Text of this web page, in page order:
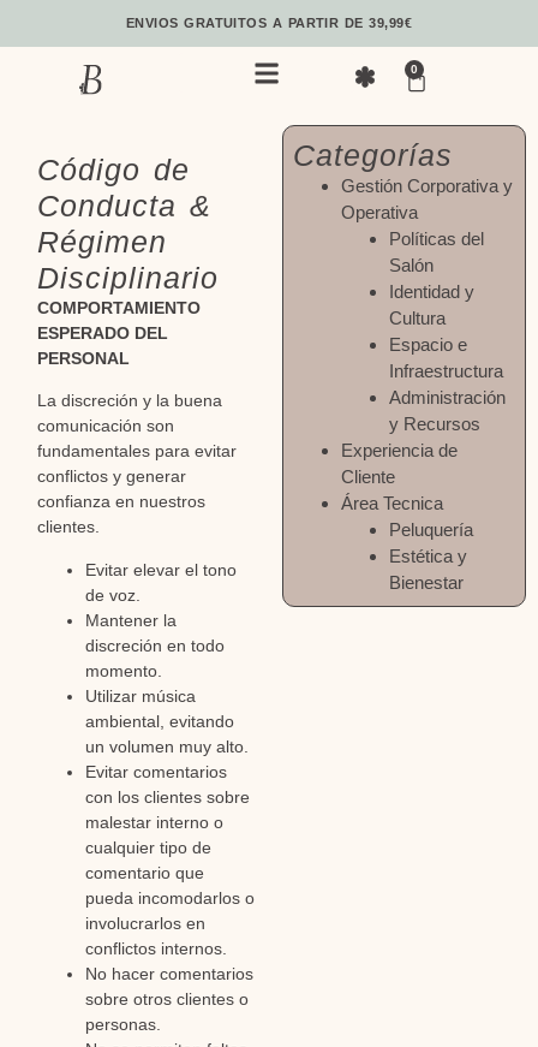
ENVIOS GRATUITOS A PARTIR DE 39,99€
0
Código de
Conducta &
Régimen
Disciplinario
COMPORTAMIENTO
ESPERADO DEL
PERSONAL
La discreción y la buena
comunicación son
fundamentales para evitar
conflictos y generar
confianza en nuestros
clientes.
Evitar elevar el tono
de voz.
Mantener la
discreción en todo
momento.
Utilizar música
ambiental, evitando
un volumen muy alto.
Evitar comentarios
con los clientes sobre
malestar interno o
cualquier tipo de
comentario que
pueda incomodarlos o
involucrarlos en
conflictos internos.
No hacer comentarios
sobre otros clientes o
personas.
Categorías
Gestión Corporativa y
Operativa
Políticas del
Salón
Identidad y
Cultura
Espacio e
Infraestructura
Administración
y Recursos
Experiencia de
Cliente
Área Tecnica
Peluquería
Estética y
Bienestar